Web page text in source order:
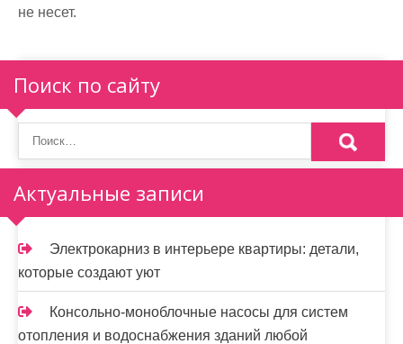
не несет.
Поиск по сайту
Актуальные записи
Электрокарниз в интерьере квартиры: детали,
которые создают уют
Консольно-моноблочные насосы для систем
отопления и водоснабжения зданий любой